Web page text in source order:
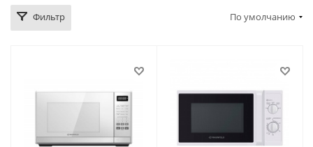
Фильтр По умолчанию